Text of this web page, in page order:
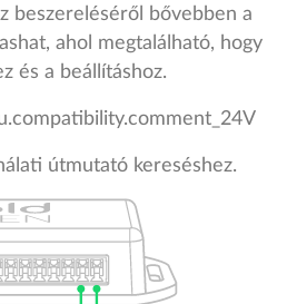
beszereléséről bővebben a
ahol megtalálható, hogy
és a beállításhoz.
útmutató kereséshez.